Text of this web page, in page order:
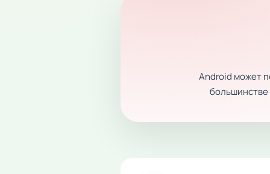
Android может
большинстве